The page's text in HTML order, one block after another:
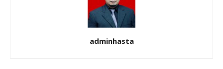
adminhasta